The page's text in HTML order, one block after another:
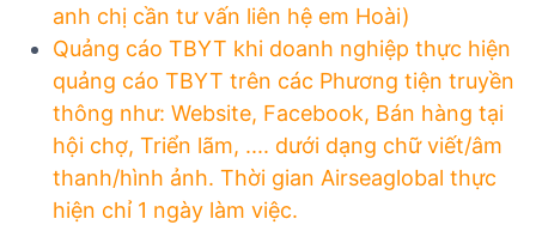
anh chị cần tư vấn liên hệ em Hoài)
Quảng cáo TBYT khi doanh nghiệp thực hiện
quảng cáo TBYT trên các Phương tiện truyền
thông như: Website, Facebook, Bán hàng tại
hội chợ, Triển lãm, .... dưới dạng chữ viết/âm
thanh/hình ảnh. Thời gian Airseaglobal thực
hiện chỉ 1 ngày làm việc.